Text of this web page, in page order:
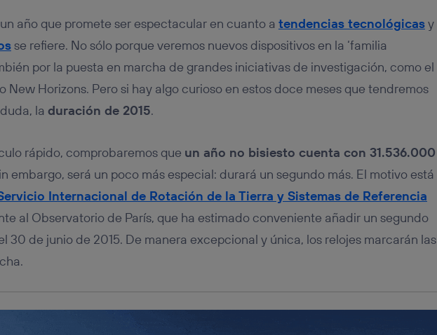
año que promete ser espectacular en cuanto a tendencias tecnológicasy
se refiere. No sólo porque veremos nuevos dispositivos en la ‘familia
por la puesta en marcha de grandes iniciativas de investigación, como el
New Horizons. Pero si hay algo curioso en estos doce meses que tendremos
la duración de 2015.
rápido, comprobaremos que un año no bisiesto cuenta con 31.536.000
embargo, será un poco más especial: durará un segundo más. El motivo está
Internacional de Rotación de la Tierra y Sistemas de Referencia
al Observatorio de París, que ha estimado conveniente añadir un segundo
30 de junio de 2015. De manera excepcional y única, los relojes marcarán las
su dispositivo y consienta el uso de la tecnología recibirá el mismo identificador.
unaconexión de banda ancha(p. ej., Wi-Fi), el marketing o análisis se
en función de las actividades de navegación de los miembros del hogar que
dado su consentimiento.
datos móviles, el marketing será más personalizado, ya que se basará
en la navegación del usuario del móvil.
información, consulta la política de privacidad de Utiq.